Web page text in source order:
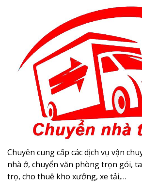
Chuyên cung cấp các dịch vụ vận
nhà ở, chuyển văn phòng trọn gói,
trọ, cho thuê kho xưởng, xe tải,…